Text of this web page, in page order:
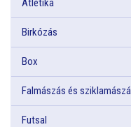
Atlétika
Birkózás
Box
Falmászás és
Futsal